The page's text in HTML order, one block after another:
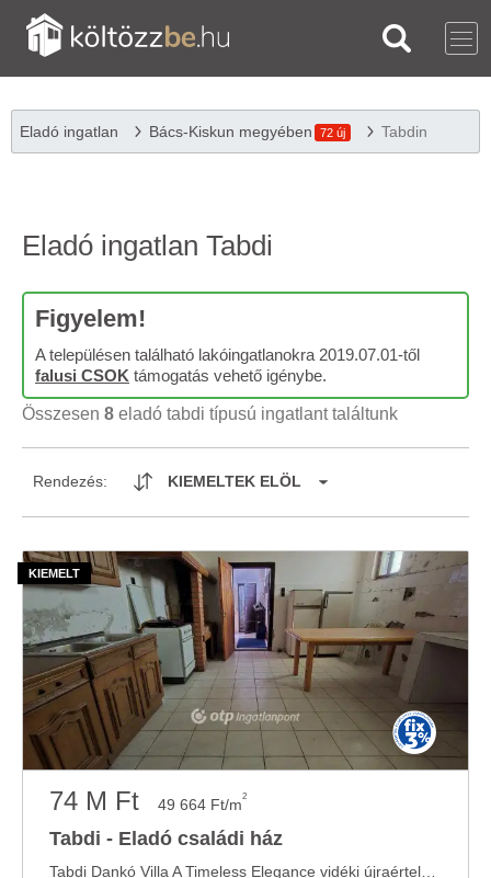
Eladó ingatlan Bács-Kiskun megyében 72 új Tabdin
Eladó ingatlan Tabdi
Figyelem!
A településen található lakóingatlanokra 2019.07.01-től
falusi CSOK támogatás vehető igénybe.
Összesen 8 eladó tabdi típusú ingatlant találtunk
Rendezés: KIEMELTEK ELÖL
74 M Ft 49 664 Ft/m2
Tabdi - Eladó családi ház